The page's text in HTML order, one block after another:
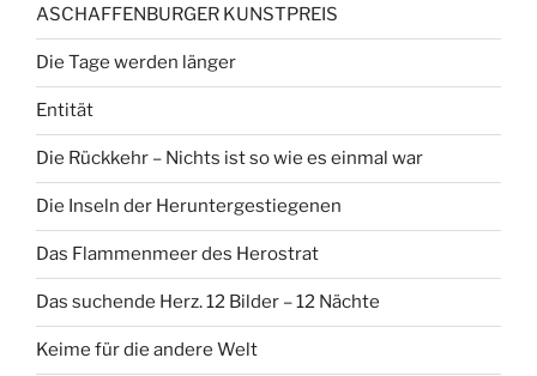
ASCHAFFENBURGER KUNSTPREIS
Die Tage werden länger
Entität
Die Rückkehr – Nichts ist so wie es einmal war
Die Inseln der Heruntergestiegenen
Das Flammenmeer des Herostrat
Das suchende Herz. 12 Bilder – 12 Nächte
Keime für die andere Welt